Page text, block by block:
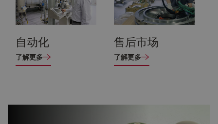
自动化
了解更多
售后市场
了解更多